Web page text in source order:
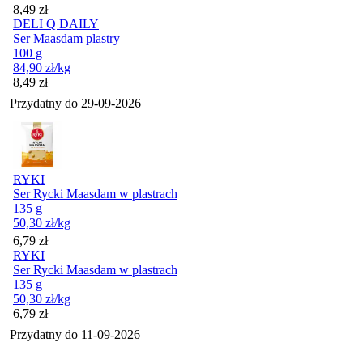
Cena
8,49 zł
DELI Q DAILY
Ser Maasdam plastry
100 g
84,90 zł/kg
Cena
8,49 zł
Przydatny do 29-09-2026
RYKI
Ser Rycki Maasdam w plastrach
135 g
50,30 zł/kg
Cena
6,79 zł
RYKI
Ser Rycki Maasdam w plastrach
135 g
50,30 zł/kg
Cena
6,79 zł
Przydatny do 11-09-2026